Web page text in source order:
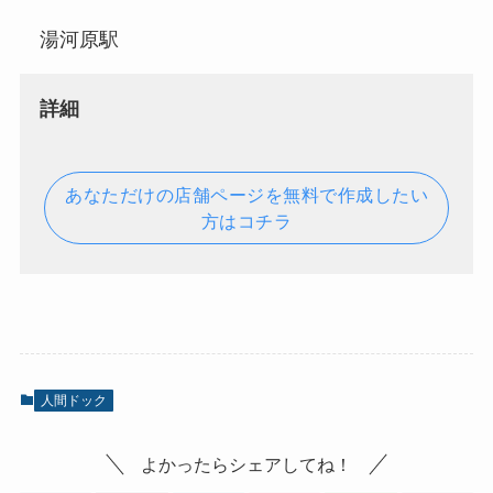
湯河原駅
詳細
あなただけの店舗ページを無料で作成したい
方はコチラ
人間ドック
よかったらシェアしてね！